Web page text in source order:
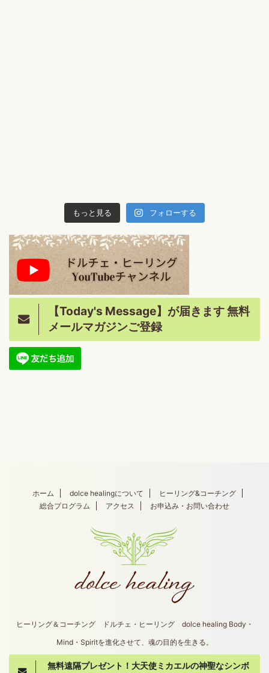
もっと見る フォローする
【Today's Message】が届きます 無料
メールマガジンご登録
ホーム dolce healingについて
ヒーリング&コーチング
総合プログラム
アクセス お申込み・お問い合わせ
ヒーリング＆コーチング ドルチェ・ヒーリング dolce healing Body・
Mind・Spiritを進化させて、魂の目的を生きる。
無料遠隔プレゼント！大天使ミカエルの神聖なシンボ
Copyright© dolce healing , 2026 All Rights